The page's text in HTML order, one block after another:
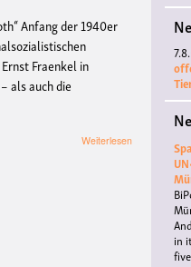
Anfang der 1940er
Fraenkel in
als auch die
Weiterlesen
Neumann,
Behemoth.
in